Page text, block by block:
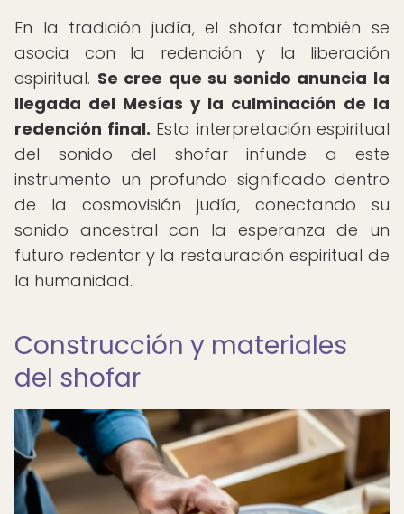
En la tradición judía, el shofar también se
asocia con la redención y la liberación
espiritual. Se cree que su sonido anuncia la
llegada del Mesías y la culminación de la
redención final. Esta interpretación espiritual
del sonido del shofar infunde a este
instrumento un profundo significado dentro
de la cosmovisión judía, conectando su
sonido ancestral con la esperanza de un
futuro redentor y la restauración espiritual de
la humanidad.
Construcción y materiales
del shofar